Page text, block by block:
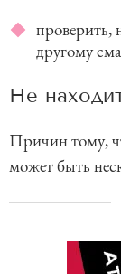
проверить,
другому
Не
Причин тому,
может быть